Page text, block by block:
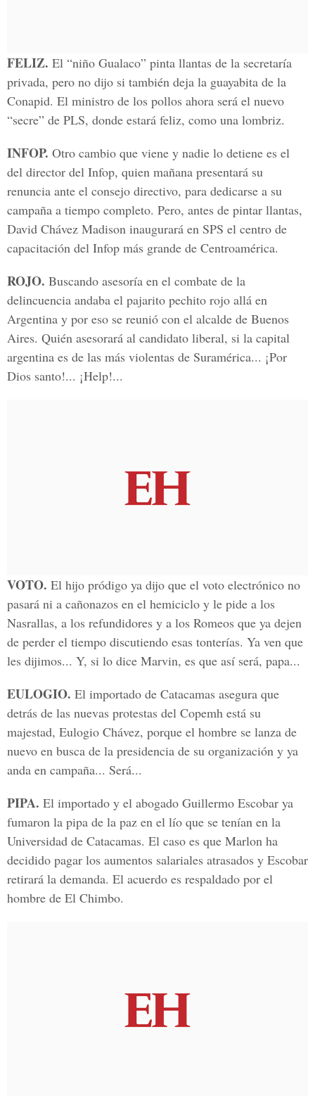
FELIZ. El “niño Gualaco” pinta llantas de la secretaría
privada, pero no dijo si también deja la guayabita de la
Conapid. El ministro de los pollos ahora será el nuevo
“secre” de PLS, donde estará feliz, como una lombriz.
INFOP. Otro cambio que viene y nadie lo detiene es el
del director del Infop, quien mañana presentará su
renuncia ante el consejo directivo, para dedicarse a su
campaña a tiempo completo. Pero, antes de pintar llantas,
David Chávez Madison inaugurará en SPS el centro de
capacitación del Infop más grande de Centroamérica.
ROJO. Buscando asesoría en el combate de la
delincuencia andaba el pajarito pechito rojo allá en
Argentina y por eso se reunió con el alcalde de Buenos
Aires. Quién asesorará al candidato liberal, si la capital
argentina es de las más violentas de Suramérica... ¡Por
Dios santo!... ¡Help!...
VOTO. El hijo pródigo ya dijo que el voto electrónico no
pasará ni a cañonazos en el hemiciclo y le pide a los
Nasrallas, a los refundidores y a los Romeos que ya dejen
de perder el tiempo discutiendo esas tonterías. Ya ven que
les dijimos... Y, si lo dice Marvin, es que así será, papa...
EULOGIO. El importado de Catacamas asegura que
detrás de las nuevas protestas del Copemh está su
majestad, Eulogio Chávez, porque el hombre se lanza de
nuevo en busca de la presidencia de su organización y ya
anda en campaña... Será...
PIPA. El importado y el abogado Guillermo Escobar ya
fumaron la pipa de la paz en el lío que se tenían en la
Universidad de Catacamas. El caso es que Marlon ha
decidido pagar los aumentos salariales atrasados y Escobar
retirará la demanda. El acuerdo es respaldado por el
hombre de El Chimbo.